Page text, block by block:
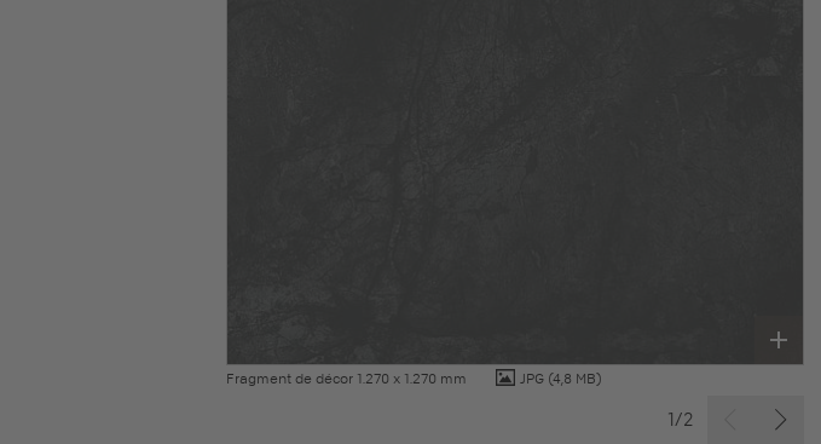
Fragment de décor 1.270 x 1.270 mm JPG (4,8 MB)
1/2